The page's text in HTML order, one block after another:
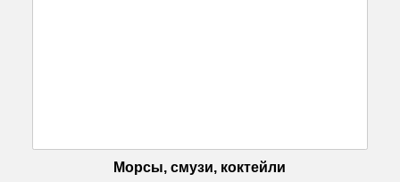
Морсы, смузи, коктейли